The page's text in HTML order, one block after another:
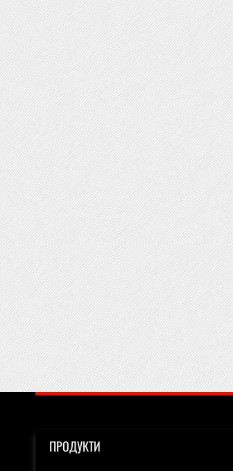
ПРОДУКТИ